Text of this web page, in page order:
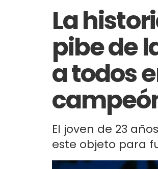
La
pibe de
a todos
El joven de 23
este objeto para